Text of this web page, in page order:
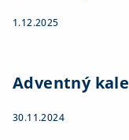
1.12.2025
Adventný
30.11.2024